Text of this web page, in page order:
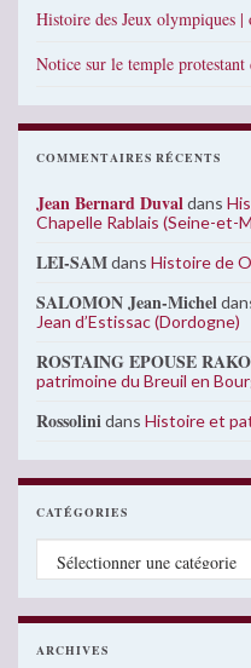
Histoire des Jeux olympiques
Notice sur le temple
COMMENTAIRES RÉCENTS
Jean Bernard Duvaldans
Chapelle Rablais (Seine-et-
LEI-SAMdans Histoire de
SALOMON Jean-Michel
Jean d’Estissac (Dordogne)
ROSTAING EPOUSE
patrimoine du Breuil en
Rossolinidans Histoire et
CATÉGORIES
Catégories
ARCHIVES